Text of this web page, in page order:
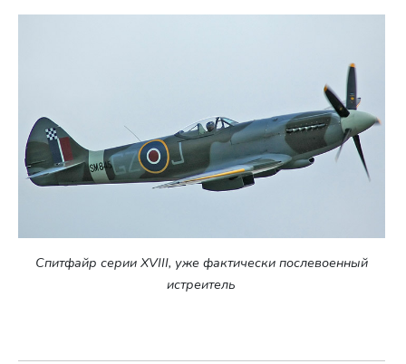
Спитфайр серии XVIII, уже фактически послевоенный
истреитель